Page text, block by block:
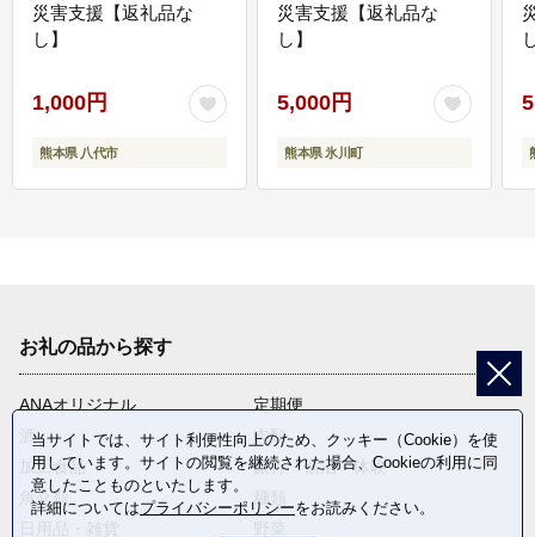
災害支援【返礼品な
し】
1,000円
熊本県 八代市
災害支援【返礼品な
し】
5,000円
熊本県 氷川町
お礼の品から探す
ANAオリジナル
定期便
酒
肉類
加工食品
旅行・宿泊・体験
魚介類
麺類
当サイトでは、サイト利便性向上のため、クッキー（Cookie）を使
用しています。サイトの閲覧を継続された場合、Cookieの利用に同
意したことものといたします。
詳細についてはプライバシーポリシーをお読みください。